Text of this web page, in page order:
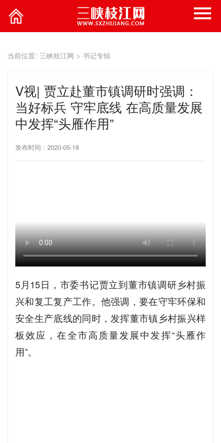
当前位置: 三峡枝江网 > 书记专辑
V视| 贾立赴董市镇调研时强调：
当好标兵 守牢底线 在高质量发展
中发挥“头雁作用”
发布时间：2020-05-18
5月15日，市委书记贾立到董市镇调研乡村振
兴和复工复产工作。他强调，要在守牢环保和
安全生产底线的同时，发挥董市镇乡村振兴样
板效应，在全市高质量发展中发挥“头雁作
用”。